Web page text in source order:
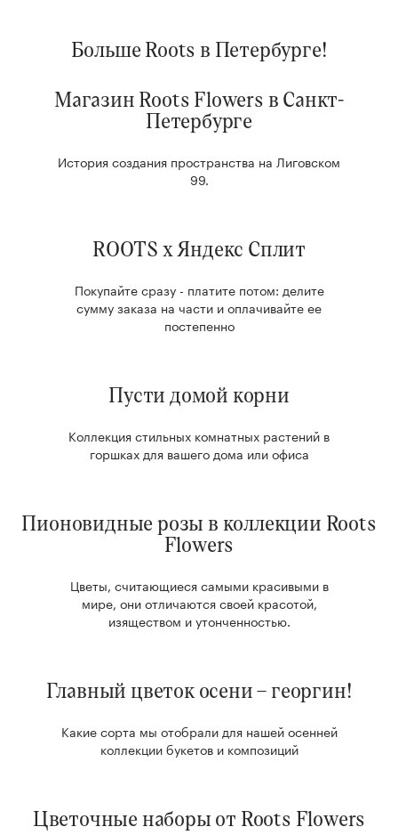
Больше Roots в Петербурге!
Магазин Roots Flowers в Санкт-
Петербурге
История создания пространства на Лиговском
99.
ROOTS x Яндекс Сплит
Покупайте сразу - платите потом: делите
сумму заказа на части и оплачивайте ее
постепенно
Пусти домой корни
Коллекция стильных комнатных растений в
горшках для вашего дома или офиса
Пионовидные розы в коллекции Roots
Flowers
Цветы, считающиеся самыми красивыми в
мире, они отличаются своей красотой,
изяществом и утонченностью.
Главный цветок осени – георгин!
Какие сорта мы отобрали для нашей осенней
коллекции букетов и композиций
Цветочные наборы от Roots Flowers